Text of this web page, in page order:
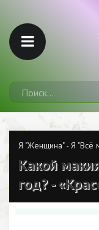
Я "Женщина" - Я "Всё
Какой
год? -